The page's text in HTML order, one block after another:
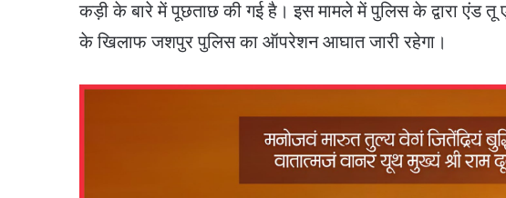
कड़ी के बारे में पूछताछ की गई है। इस मामले में पुलिस के द्वारा एंड तू
के खिलाफ जशपुर पुलिस का ऑपरेशन आघात जारी रहेगा।